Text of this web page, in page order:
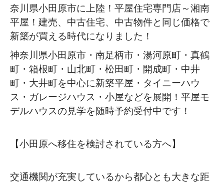
奈川県小田原市に上陸！平屋住宅専門店～湘南
平屋！建売、中古住宅、中古物件と同じ価格で
新築が買える時代になりました！
神奈川県小田原市・南足柄市・湯河原町・真鶴
町・箱根町・山北町・松田町・開成町・中井
町・大井町を中心に新築平屋・タイニーハウ
ス・ガレージハウス・小屋などを展開！平屋モ
デルハウスの見学を随時予約受付中です！
【小田原へ移住を検討されている方へ】
交通機関が充実しているから都心とも大きな距